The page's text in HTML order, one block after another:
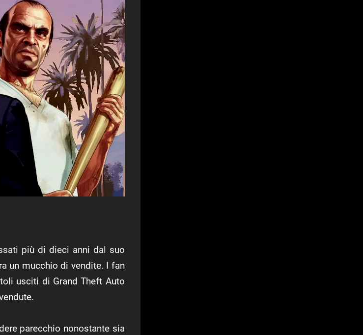
più di dieci anni dal suo
un mucchio di vendite. I fan
usciti di Grand Theft Auto
parecchio nonostante sia